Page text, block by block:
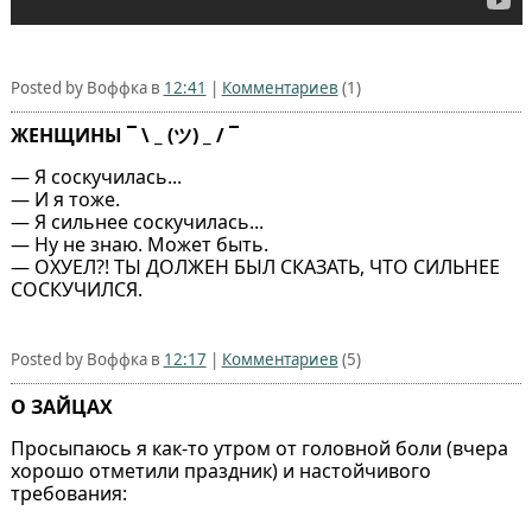
Posted by Воффка в 12:41 | Комментариев (1)
ЖЕНЩИНЫ ¯ \ _ (ツ) _ / ¯
— Я соскучилась...
— И я тоже.
— Я сильнее соскучилась...
— Ну не знаю. Может быть.
— ОХУЕЛ?! ТЫ ДОЛЖЕН БЫЛ СКАЗАТЬ, ЧТО СИЛЬНЕЕ
СОСКУЧИЛСЯ.
Posted by Воффка в 12:17 | Комментариев (5)
О ЗАЙЦАХ
Просыпаюсь я как-то утром от головной боли (вчера
хорошо отметили праздник) и настойчивого
требования: